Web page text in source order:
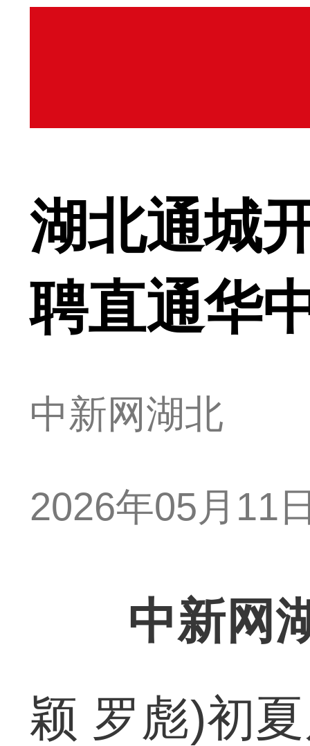
湖北通城
聘直通华
中新网湖北
2026年05月11
中新网
颖 罗彪)初